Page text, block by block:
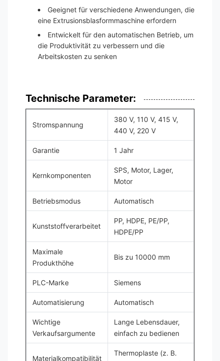
Geeignet für verschiedene Anwendungen, die
eine Extrusionsblasformmaschine erfordern
Entwickelt für den automatischen Betrieb, um
die Produktivität zu verbessern und die
Arbeitskosten zu senken
Technische Parameter:
Stromspannung
380 V, 110 V, 415 V,
440 V, 220 V
Garantie 1 Jahr
Kernkomponenten
SPS, Motor, Lager,
Motor
Betriebsmodus Automatisch
Kunststoffverarbeitet
PP, HDPE, PE/PP,
HDPE/PP
Maximale
Produkthöhe
Bis zu 10000 mm
PLC-Marke Siemens
Automatisierung Automatisch
Wichtige
Verkaufsargumente
Lange Lebensdauer,
einfach zu bedienen
Materialkompatibilität
Thermoplaste (z. B.